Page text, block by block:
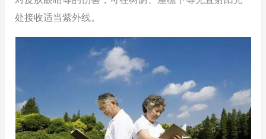
处接收适当紫外线。